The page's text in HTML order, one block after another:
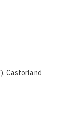
Castorland